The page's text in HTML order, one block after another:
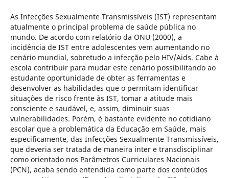
As Infecções Sexualmente Transmissíveis (IST) representam
atualmente o principal problema de saúde pública no
mundo. De acordo com relatório da ONU (2000), a
incidência de IST entre adolescentes vem aumentando no
cenário mundial, sobretudo a infecção pelo HIV/Aids. Cabe à
escola contribuir para mudar este cenário possibilitando ao
estudante oportunidade de obter as ferramentas e
desenvolver as habilidades que o permitam identificar
situações de risco frente às IST, tomar a atitude mais
consciente e saudável, e, assim, diminuir suas
vulnerabilidades. Porém, é bastante evidente no cotidiano
escolar que a problemática da Educação em Saúde, mais
especificamente, das Infecções Sexualmente Transmissíveis,
que deveria ser tratada de maneira inter e transdisciplinar
como orientado nos Parâmetros Curriculares Nacionais
(PCN), acaba sendo entendida como parte dos conteúdos